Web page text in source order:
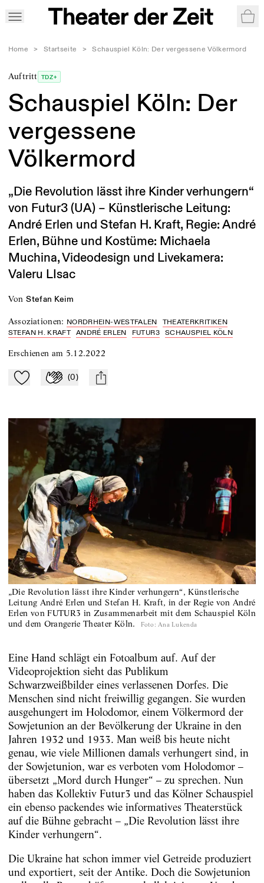
Home > Startseite > Schauspiel Köln: Der vergessene Völkermord
Auftritt TDZ+
Schauspiel Köln: Der
vergessene
Völkermord
„Die Revolution lässt ihre Kinder verhungern“
von Futur3 (UA) – Künstlerische Leitung:
André Erlen und Stefan H. Kraft, Regie: André
Erlen, Bühne und Kostüme: Michaela
Muchina, Videodesign und Livekamera:
Valeru LIsac
von Stefan Keim
Assoziationen: NORDRHEIN-WESTFALEN
THEATERKRITIKEN
STEFAN H. KRAFT ANDRÉ ERLEN FUTUR3 SCHAUSPIEL KÖLN
Erschienen am 5.12.2022
Zu Mein-TdZ hinzufügen
Applaudieren
(0) mail
„Die Revolution lässt ihre Kinder verhungern“, Künstlerische
Leitung André Erlen und Stefan H. Kraft, in der Regie von André
Erlen von FUTUR3 in Zusammenarbeit mit dem Schauspiel Köln
und dem Orangerie Theater Köln.
Foto: Ana Lukenda
Eine Hand schlägt ein Fotoalbum auf. Auf der
Videoprojektion sieht das Publikum
Schwarzweißbilder eines verlassenen Dorfes. Die
Menschen sind nicht freiwillig gegangen. Sie wurden
ausgehungert im Holodomor, einem Völkermord der
Sowjetunion an der Bevölkerung der Ukraine in den
Jahren 1932 und 1933. Man weiß bis heute nicht
genau, wie viele Millionen damals verhungert sind, in
der Sowjetunion, war es verboten vom Holodomor –
übersetzt „Mord durch Hunger“ – zu sprechen. Nun
haben das Kollektiv Futur3 und das Kölner Schauspiel
ein ebenso packendes wie informatives Theaterstück
auf die Bühne gebracht – „Die Revolution lässt ihre
Kinder verhungern“.
Die Ukraine hat schon immer viel Getreide produziert
und exportiert, seit der Antike. Doch die Sowjetunion